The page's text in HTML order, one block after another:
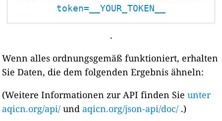
token=__YOUR_TOKEN__
.
Wenn alles ordnungsgemäß funktioniert, erhalten
Sie Daten, die dem folgenden Ergebnis ähneln:
(Weitere Informationen zur API finden Sieunter
aqicn.org/api/ und aqicn.org/json-api/doc/ .)